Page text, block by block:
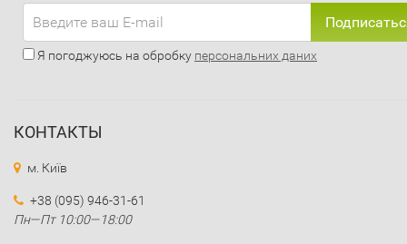
Я погоджуюсь на обробку персональних даних
КОНТАКТЫ
м. Київ
+38 (095) 946-31-61
Пн—Пт 10:00—18:00